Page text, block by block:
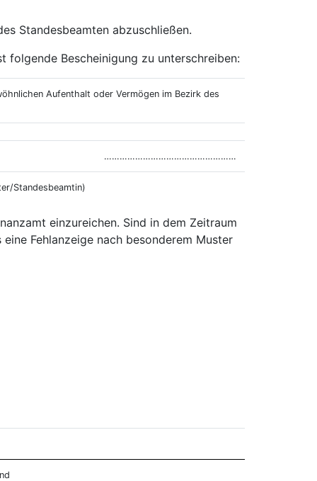
Standesbeamten abzuschließen.
Bescheinigung zu unterschreiben:
Aufenthalt oder Vermögen im Bezirk des
……………………………………………
Standesbeamtin)
einzureichen. Sind in dem Zeitraum
Fehlanzeige nach besonderem Muster